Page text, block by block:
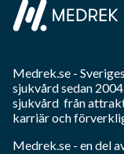
Medrek.se -
sjukvårdsedan
sjukvård från
karriär och
Medrek.se - en del